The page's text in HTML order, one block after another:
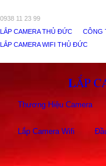
0938 11 23 99
LẮP CAMERA THỦ ĐỨC
CÔNG
LẮP CAMERA WIFI THỦ ĐỨC
LẮP
Thương Hiệu Camera
Lắp Camera Wifi